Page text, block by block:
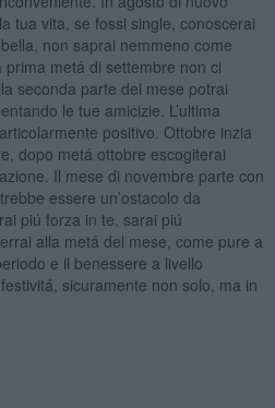
tua vita, se fossi single, conoscerai
non saprai nemmeno come
prima metá di settembre non ci
seconda parte del mese potrai
le tue amicizie. L’ultima
positivo. Ottobre inzia
dopo metá ottobre escogiterai
Il mese di novembre parte con
essere un’ostacolo da
piú forza in te, sarai piú
alla metá del mese, come pure a
e il benessere a livello
sicuramente non solo, ma in